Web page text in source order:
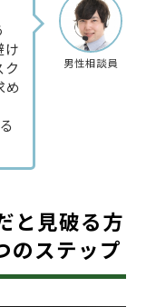
男性相談員
け
め
と見破る方
のステップ